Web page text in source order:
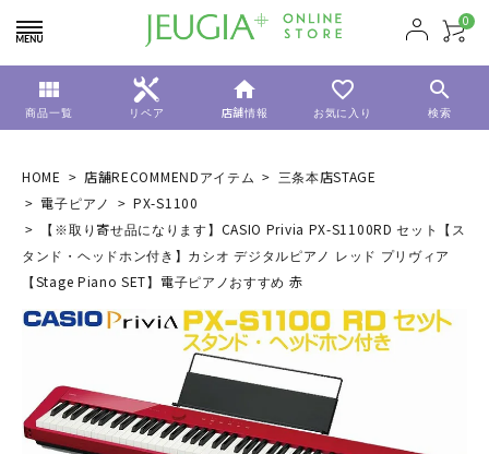
0
view_module
商品一覧 リペア
home
店舗情報
favorite_border
お気に入り
search
検索
HOME 店舗RECOMMENDアイテム
三条本店STAGE
電子ピアノ
PX-S1100
【※取り寄せ品になります】CASIO Privia PX-S1100RD セット【ス
タンド・ヘッドホン付き】カシオ デジタルピアノ レッド プリヴィア
【Stage Piano SET】電子ピアノおすすめ 赤